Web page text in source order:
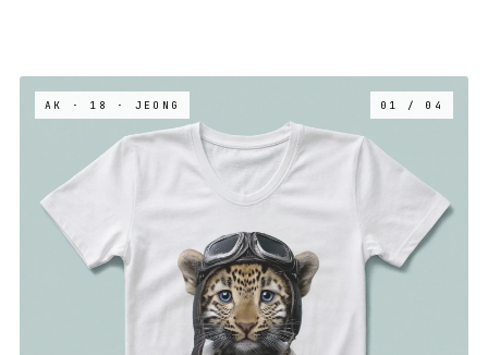
AK · 18 · JEONG 01 / 04